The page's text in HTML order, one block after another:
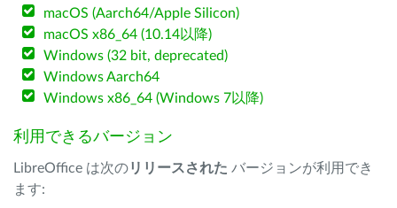
macOS (Aarch64/Apple Silicon)
macOS x86_64 (10.14以降)
Windows (32 bit, deprecated)
Windows Aarch64
Windows x86_64 (Windows 7以降)
利用できるバージョン
LibreOffice は次のリリースされた バージョンが利用でき
ます: